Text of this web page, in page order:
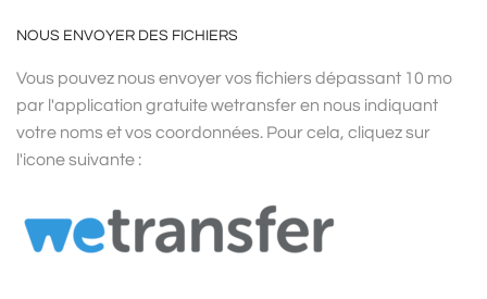
NOUS ENVOYER DES FICHIERS
Vous pouvez nous envoyer vos fichiers dépassant 10 mo
par l'application gratuite wetransfer en nous indiquant
votre noms et vos coordonnées. Pour cela, cliquez sur
l'icone suivante :